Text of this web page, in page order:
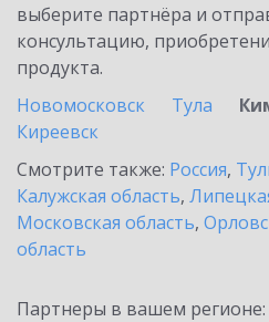
выберите партнёра и
консультацию,
продукта.
Новомосковск
Тула
Киреевск
Смотрите также: Россия,
Калужская область,
Московская область,
область
Партнеры в вашем регионе: